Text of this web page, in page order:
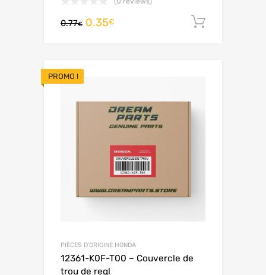
0.77€ 0.35€
PROMO !
PIÈCES D'ORIGINE HONDA
12361-K0F-T00 – Couvercle de
trou de regl